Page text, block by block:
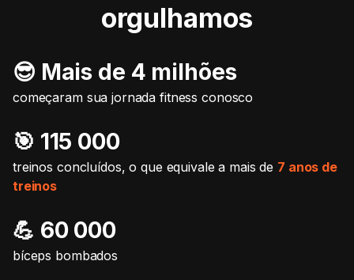
orgulhamos
😎 Mais de 4 milhões
começaram sua jornada fitness conosco
🎯️ 115 000
treinos concluídos, o que equivale a mais de 7 anos de
treinos
💪 60 000
bíceps bombados